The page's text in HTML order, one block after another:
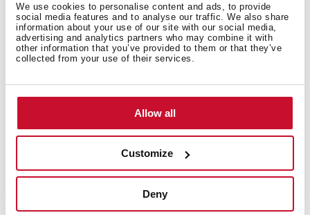
We use cookies to personalise content and ads, to provide
social media features and to analyse our traffic. We also share
information about your use of our site with our social media,
advertising and analytics partners who may combine it with
other information that you’ve provided to them or that they’ve
collected from your use of their services.
Allow all
Customize
Deny
نظام الأمن